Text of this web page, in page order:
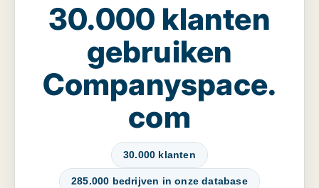
30.000 klanten
gebruiken
Companyspace.
com
30.000 klanten
285.000 bedrijven in onze database